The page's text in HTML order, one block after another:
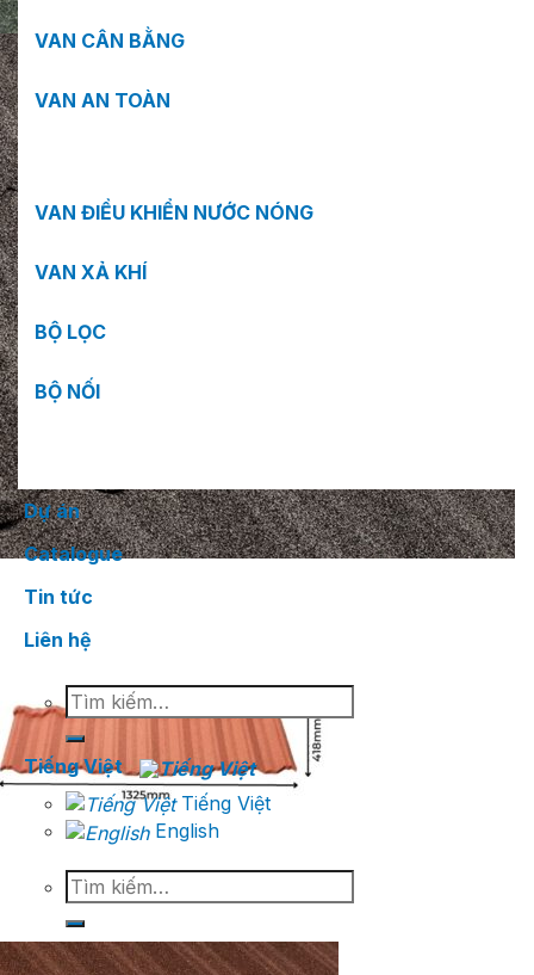
VAN CÂN BẰNG
VAN AN TOÀN
VAN ĐIỀU KHIỂN NƯỚC NÓNG
VAN XẢ KHÍ
BỘ LỌC
BỘ NỐI
Dự án
Catalogue
Tin tức
Liên hệ
Tìm
kiếm:
Tiếng Việt
Tiếng Việt
English
Tìm
kiếm: